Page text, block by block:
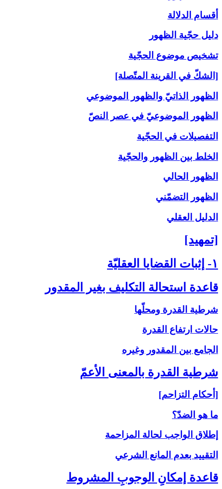
أقسام الدلالة
دليل حجّية الظهور
تشخيص موضوع الحجّية
[الشكّ في القرينة المتّصلة]
الظهور الذاتيّ والظهور الموضوعي
الظهور الموضوعيّ في عصر النصّ
التفصيلات في الحجّية
الخلط بين الظهور والحجّية
الظهور الحالي
الظهور التضمّني
الدليل العقلي
[تمهيد]
۱- إثبات القضايا العقليّة
قاعدة استحالة التكليف بغير المقدور
شرطية القدرة ومحلّها
حالات ارتفاع القدرة
الجامع بين المقدور وغيره
شرطية القدرة بالمعنى‏ الأعمّ‏
[أحكام التزاحم]
ما هو الضدّ؟
إطلاق الواجب لحالة المزاحمة
التقييد بعدم المانع الشرعي
قاعدة إمكانِ الوجوبِ المشروط